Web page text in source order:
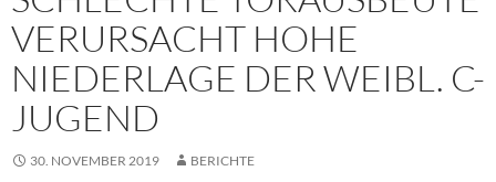
VERURSACHT HOHE
NIEDERLAGE DER WEIBL. C-
JUGEND
30. NOVEMBER 2019 BERICHTE